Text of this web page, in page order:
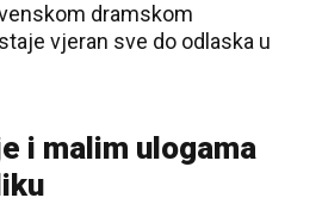
dramskom
vjeran sve do odlaska u
i malim ulogama